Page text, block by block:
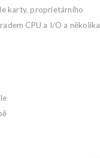
karty, proprietárního
CPU a I/O a několika